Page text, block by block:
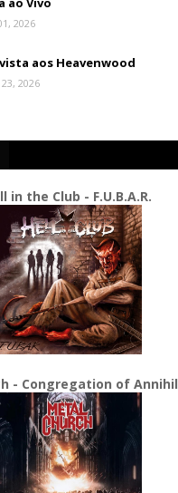
2026
aos Heavenwood
2026
in the Club - F.U.B.A.R.
- Congregation of